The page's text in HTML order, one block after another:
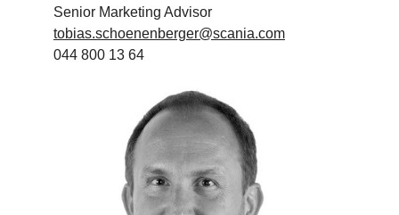
Senior Marketing Advisor
tobias.schoenenberger@scania.com
044 800 13 64